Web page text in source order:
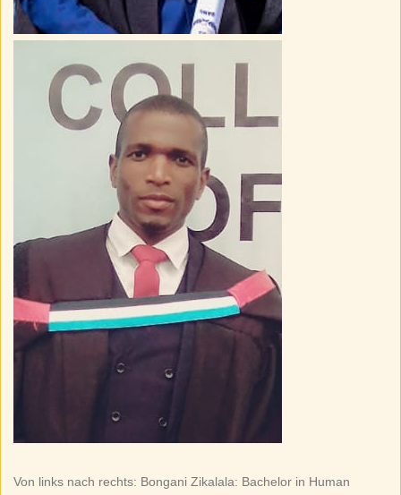
Von links nach rechts: Bongani Zikalala: Bachelor in Human